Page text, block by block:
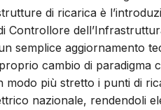
di ricarica è
Controllore
semplice aggiornamento
cambio di paradigma
modo più stretto i punti di
nazionale, rendendoli